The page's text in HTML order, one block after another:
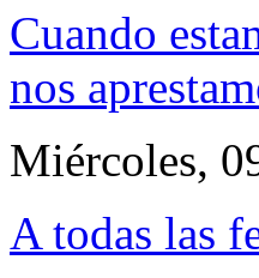
Cuando
nos
Miércoles,
A todas las